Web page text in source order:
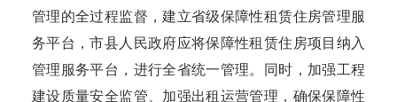
管理的全过程监督，建立省级保障性租赁住房管理服
务平台，市县人民政府应将保障性租赁住房项目纳入
管理服务平台，进行全省统一管理。同时，加强工程
建设质量安全监管、加强出租运营管理，确保保障性